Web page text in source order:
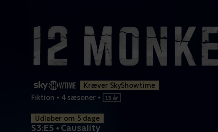
Kræver SkyShowtime
Fiktion • 4 sæsoner •
Udløber om 5 dage
S3:E5 • Causality